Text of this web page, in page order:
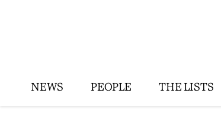
NEWS PEOPLE THE LISTS